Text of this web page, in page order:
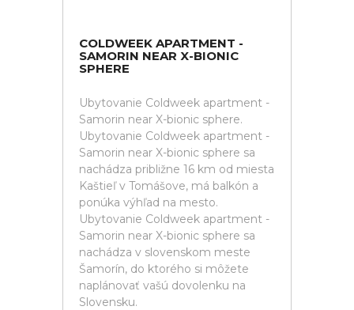
COLDWEEK APARTMENT -
SAMORIN NEAR X-BIONIC
SPHERE
Ubytovanie Coldweek apartment -
Samorin near X-bionic sphere.
Ubytovanie Coldweek apartment -
Samorin near X-bionic sphere sa
nachádza približne 16 km od miesta
Kaštieľ v Tomášove, má balkón a
ponúka výhľad na mesto.
Ubytovanie Coldweek apartment -
Samorin near X-bionic sphere sa
nachádza v slovenskom meste
Šamorín, do ktorého si môžete
naplánovať vašú dovolenku na
Slovensku.